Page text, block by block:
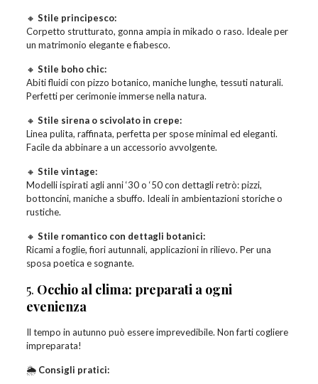
🔸 Stile principesco:
Corpetto strutturato, gonna ampia in mikado o raso. Ideale per
un matrimonio elegante e fiabesco.
🔸 Stile boho chic:
Abiti fluidi con pizzo botanico, maniche lunghe, tessuti naturali.
Perfetti per cerimonie immerse nella natura.
🔸 Stile sirena o scivolato in crepe:
Linea pulita, raffinata, perfetta per spose minimal ed eleganti.
Facile da abbinare a un accessorio avvolgente.
🔸 Stile vintage:
Modelli ispirati agli anni ‘30 o ‘50 con dettagli retrò: pizzi,
bottoncini, maniche a sbuffo. Ideali in ambientazioni storiche o
rustiche.
🔸 Stile romantico con dettagli botanici:
Ricami a foglie, fiori autunnali, applicazioni in rilievo. Per una
sposa poetica e sognante.
5. Occhio al clima: preparati a ogni
evenienza
Il tempo in autunno può essere imprevedibile. Non farti cogliere
impreparata!
🌦️ Consigli pratici: